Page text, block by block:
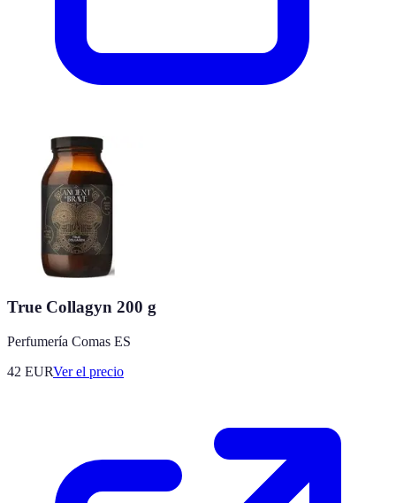
True Collagyn 200 g
Perfumería Comas ES
42 EURVer el precio